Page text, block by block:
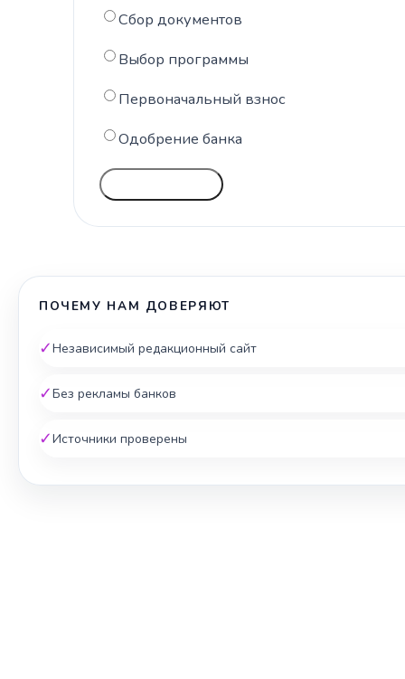
Сбор документов
Выбор программы
Первоначальный взнос
Одобрение банка
ПОЧЕМУ НАМ ДОВЕРЯЮТ
✓Независимый редакционный сайт
✓Без рекламы банков
✓Источники проверены